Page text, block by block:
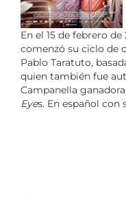
En el 15 de febrero
comenzó su ciclo de
Pablo Taratuto,
quien también fue
Campanella
Eyes. En español con